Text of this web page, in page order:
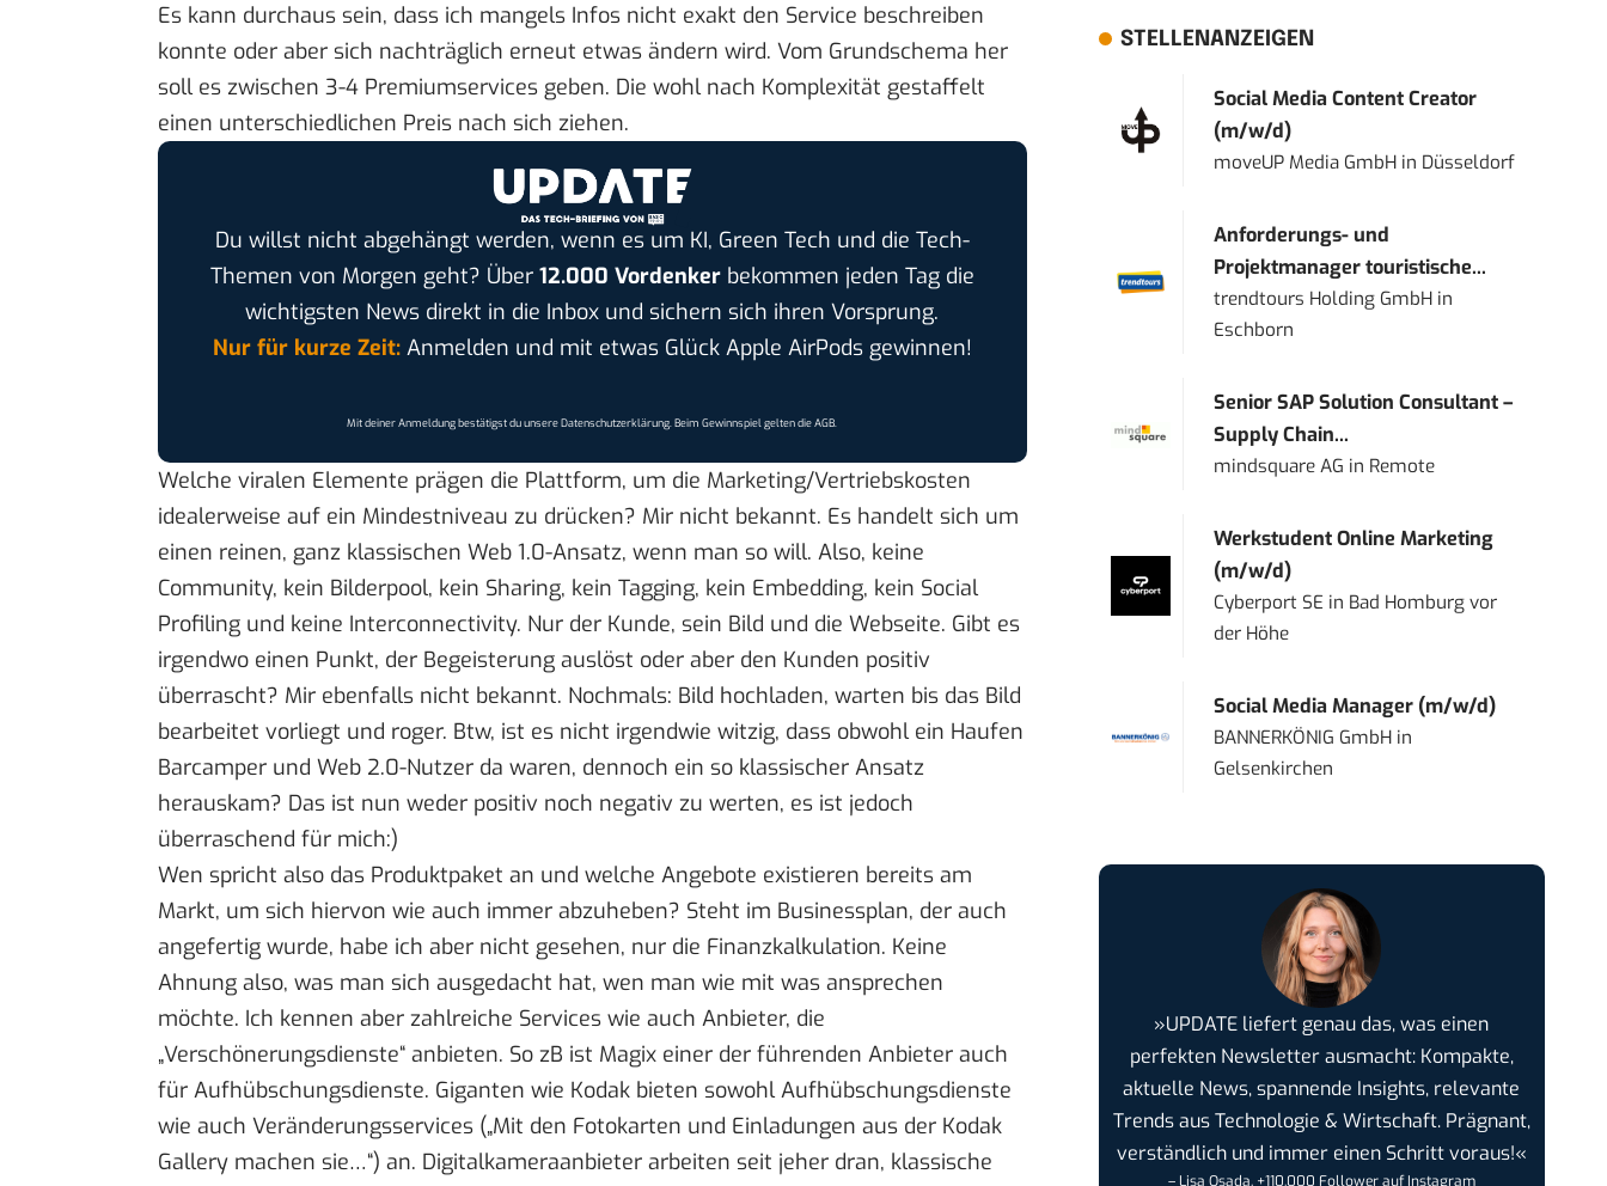
Es kann durchaus sein, dass ich mangels Infos nicht exakt den Service beschreiben
konnte oder aber sich nachträglich erneut etwas ändern wird. Vom Grundschema her
soll es zwischen 3-4 Premiumservices geben. Die wohl nach Komplexität gestaffelt
einen unterschiedlichen Preis nach sich ziehen.
Du willst nicht abgehängt werden, wenn es um KI, Green Tech und die Tech-
Themen von Morgen geht? Über 12.000 Vordenkerbekommen jeden Tag die
wichtigsten News direkt in die Inbox und sichern sich ihren Vorsprung.
Nur für kurze Zeit:Anmelden und mit etwas Glück Apple AirPods gewinnen!
Mit deiner Anmeldung bestätigst du unsereDatenschutzerklärung. Beim Gewinnspiel gelten dieAGB.
Welche viralen Elemente prägen die Plattform, um die Marketing/Vertriebskosten
idealerweise auf ein Mindestniveau zu drücken? Mir nicht bekannt. Es handelt sich um
einen reinen, ganz klassischen Web 1.0-Ansatz, wenn man so will. Also, keine
Community, kein Bilderpool, kein Sharing, kein Tagging, kein Embedding, kein Social
Profiling und keine Interconnectivity. Nur der Kunde, sein Bild und die Webseite. Gibt es
irgendwo einen Punkt, der Begeisterung auslöst oder aber den Kunden positiv
überrascht? Mir ebenfalls nicht bekannt. Nochmals: Bild hochladen, warten bis das Bild
bearbeitet vorliegt und roger. Btw, ist es nicht irgendwie witzig, dass obwohl ein Haufen
Barcamper und Web 2.0-Nutzer da waren, dennoch ein so klassischer Ansatz
herauskam? Das ist nun weder positiv noch negativ zu werten, es ist jedoch
überraschend für mich:)
Wen spricht also das Produktpaket an und welche Angebote existieren bereits am
Markt, um sich hiervon wie auch immer abzuheben? Steht im Businessplan, der auch
angefertig wurde, habe ich aber nicht gesehen, nur die Finanzkalkulation. Keine
Ahnung also, was man sich ausgedacht hat, wen man wie mit was ansprechen
möchte. Ich kennen aber zahlreiche Services wie auch Anbieter, die
„Verschönerungsdienste“ anbieten. So zB ist Magix einer der führenden Anbieter auch
für Aufhübschungsdienste. Giganten wie Kodak bieten sowohl Aufhübschungsdienste
wie auch Veränderungsservices („Mit den Fotokarten und Einladungen aus der Kodak
Gallery machen sie…“) an. Digitalkameraanbieter arbeiten seit jeher dran, klassische
STELLENANZEIGEN
Social Media Content Creator
(m/w/d)
moveUP Media GmbH in Düsseldorf
Anforderungs- und
Projektmanager touristische...
trendtours Holding GmbH in
Eschborn
Senior SAP Solution Consultant –
Supply Chain...
mindsquare AG in Remote
Werkstudent Online Marketing
(m/w/d)
Cyberport SE in Bad Homburg vor
der Höhe
Social Media Manager (m/w/d)
BANNERKÖNIG GmbH in
Gelsenkirchen
»UPDATE liefert genau das, was einen
perfekten Newsletter ausmacht: Kompakte,
aktuelle News, spannende Insights, relevante
Trends aus Technologie & Wirtschaft. Prägnant,
verständlich und immer einen Schritt voraus!«
– Lisa Osada, +110.000 Follower auf Instagram